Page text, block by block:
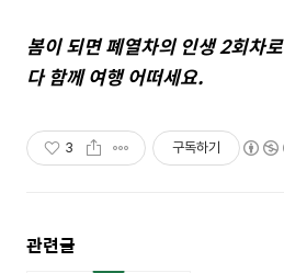
봄이 되면 폐열차의 인생 2회차로
다 함께 여행 어떠세요.
3 구독하기
관련글